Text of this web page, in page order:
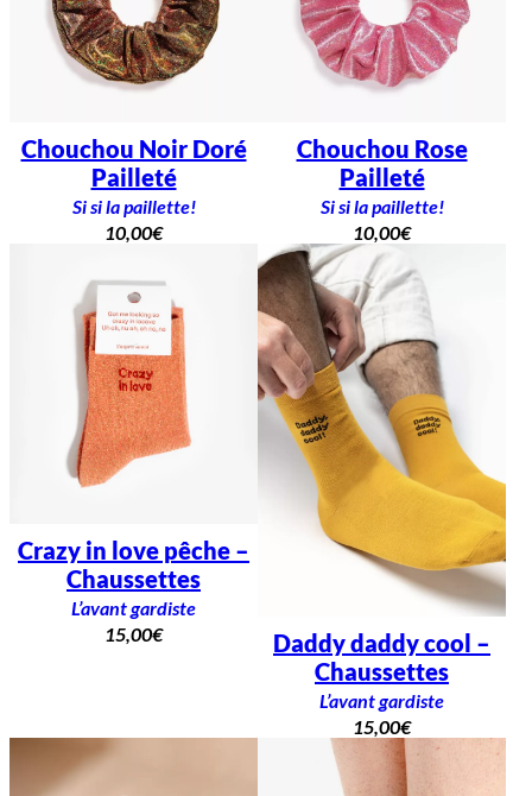
Chouchou Noir Doré
Pailleté
Si si la paillette!
10,00€
Chouchou Rose
Pailleté
Si si la paillette!
10,00€
Crazy in love pêche –
Chaussettes
L’avant gardiste
15,00€
Daddy daddy cool –
Chaussettes
L’avant gardiste
15,00€